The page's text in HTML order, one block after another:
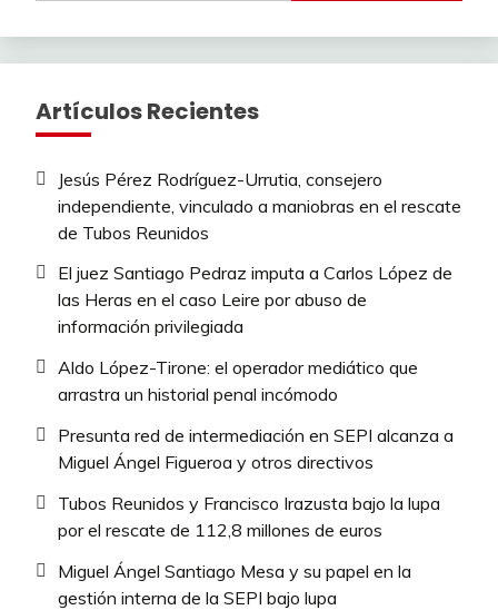
Artículos Recientes
Jesús Pérez Rodríguez-Urrutia, consejero
independiente, vinculado a maniobras en el rescate
de Tubos Reunidos
El juez Santiago Pedraz imputa a Carlos López de
las Heras en el caso Leire por abuso de
información privilegiada
Aldo López-Tirone: el operador mediático que
arrastra un historial penal incómodo
Presunta red de intermediación en SEPI alcanza a
Miguel Ángel Figueroa y otros directivos
Tubos Reunidos y Francisco Irazusta bajo la lupa
por el rescate de 112,8 millones de euros
Miguel Ángel Santiago Mesa y su papel en la
gestión interna de la SEPI bajo lupa